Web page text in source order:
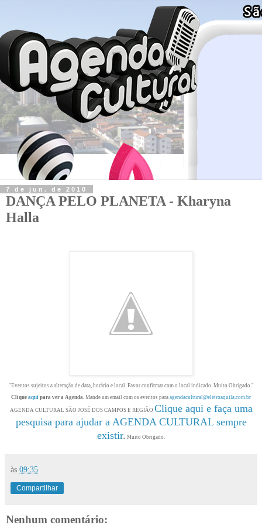
7 de jun. de 2010
DANÇA PELO PLANETA - Kharyna
Halla
"Eventos sujeitos a alteração de data, horário e local. Favor confirmar com o local indicado. Muito Obrigado."
Clique aqui para ver a Agenda. Mande um email com os eventos para agendacultural@eletroaquila.com.br
AGENDA CULTURAL SÃO JOSÉ DOS CAMPOS E REGIÃO Clique aqui e faça uma
pesquisa para ajudar a AGENDA CULTURAL sempre
existir. Muito Obrigado.
às 09:35
Compartilhar
Nenhum comentário: